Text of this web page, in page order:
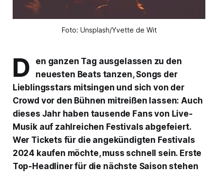
Foto: Unsplash/Yvette de Wit
D
en ganzen Tag ausgelassen zu den
neuesten Beats tanzen, Songs der
Lieblingsstars mitsingen und sich von der
Crowd vor den Bühnen mitreißen lassen: Auch
dieses Jahr haben tausende Fans von Live-
Musik auf zahlreichen Festivals abgefeiert.
Wer Tickets für die angekündigten Festivals
2024 kaufen möchte, muss schnell sein. Erste
Top-Headliner für die nächste Saison stehen